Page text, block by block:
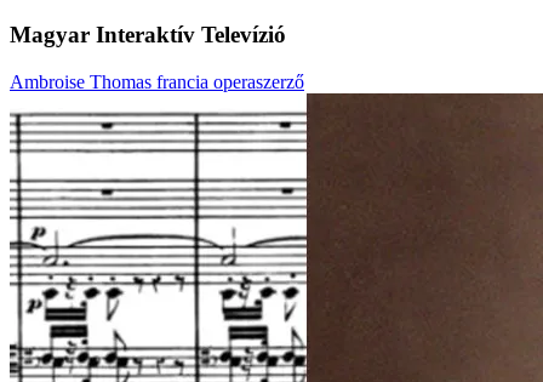
Magyar Interaktív Televízió
Ambroise Thomas francia operaszerző